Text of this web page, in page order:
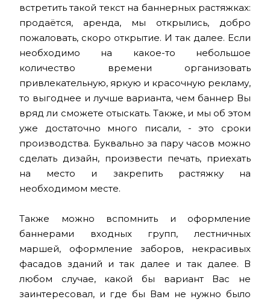
встретить такой текст на баннерных растяжках:
продаётся, аренда, мы открылись, добро
пожаловать, скоро открытие. И так далее. Если
необходимо на какое-то небольшое
количество времени организовать
привлекательную, яркую и красочную рекламу,
то выгоднее и лучше варианта, чем баннер Вы
вряд ли сможете отыскать. Также, и мы об этом
уже достаточно много писали, - это сроки
производства. Буквально за пару часов можно
сделать дизайн, произвести печать, приехать
на место и закрепить растяжку на
необходимом месте.
Также можно вспомнить и оформление
баннерами входных групп, лестничных
маршей, оформление заборов, некрасивых
фасадов зданий и так далее и так далее. В
любом случае, какой бы вариант Вас не
заинтересовал, и где бы Вам не нужно было